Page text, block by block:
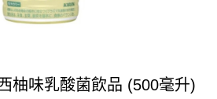
柚味乳酸菌飲品 (500毫升)